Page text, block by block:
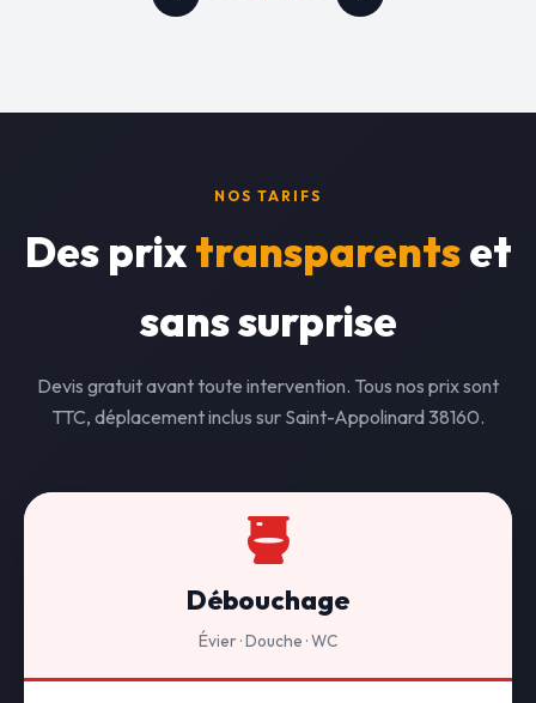
NOS TARIFS
Des prixtransparentset
sans surprise
Devis gratuit avant toute intervention. Tous nos prix sont
TTC, déplacement inclus sur Saint-Appolinard 38160.
Débouchage
Évier · Douche · WC